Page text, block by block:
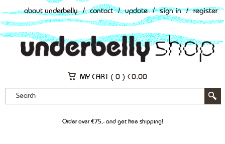
about underbelly / contact / update / sign in / register
MY CART ( 0 ) €0.00
Order over €75,- and get free shipping!